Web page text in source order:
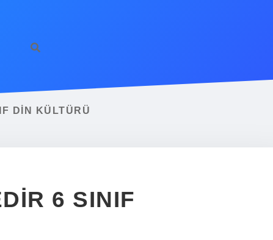
DIN KÜLTÜRÜ
6 SINIF